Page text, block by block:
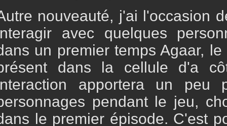
nouveauté, j'ai l'occasion
avec quelques
un premier temps Agaar, le
dans la cellule d'a
apportera un peu
pendant le jeu,
le premier épisode. C'est